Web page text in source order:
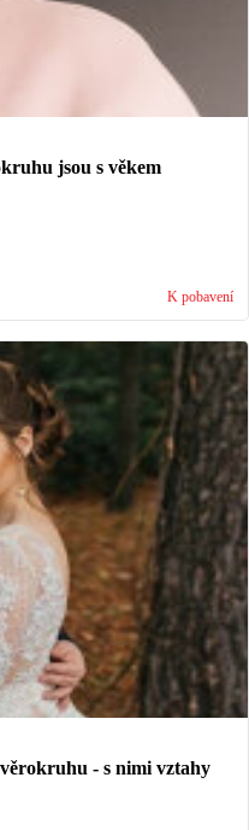
jsou s věkem
K pobavení
- s nimi vztahy